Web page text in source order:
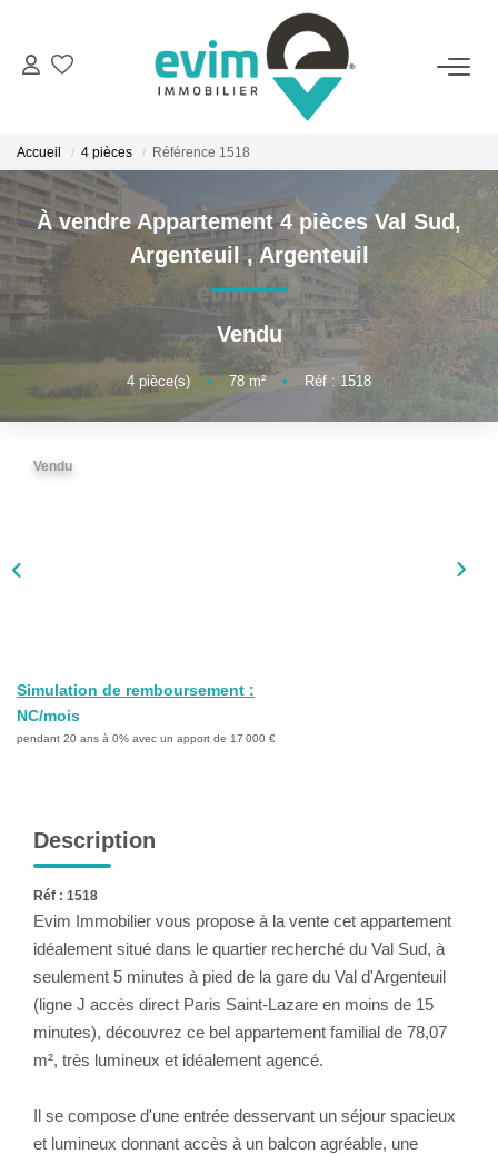
ACHETER
ESTIMER
VENDRE
GESTION
Accueil 4 pièces Référence 1518
À vendre Appartement 4 pièces Val Sud,
Argenteuil,Argenteuil
Vendu
4 pièce(s) • 78m² • Réf : 1518
Vendu
Simulation de remboursement :
NC/mois
pendant 20 ans à 0% avec un apport de 17 000 €
Description
Réf : 1518
Evim Immobilier vous propose à la vente cet appartement
idéalement situé dans le quartier recherché du Val Sud, à
seulement 5 minutes à pied de la gare du Val d'Argenteuil
(ligne J accès direct Paris Saint-Lazare en moins de 15
minutes), découvrez ce bel appartement familial de 78,07
m², très lumineux et idéalement agencé.
Il se compose d'une entrée desservant un séjour spacieux
et lumineux donnant accès à un balcon agréable, une